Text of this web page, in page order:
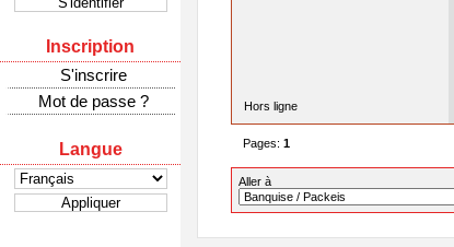
Inscription
S'inscrire
Mot de passe ?
Langue
Hors ligne
Pages: 1
Aller à